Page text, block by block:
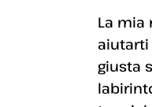
La mia
aiutarti
giusta